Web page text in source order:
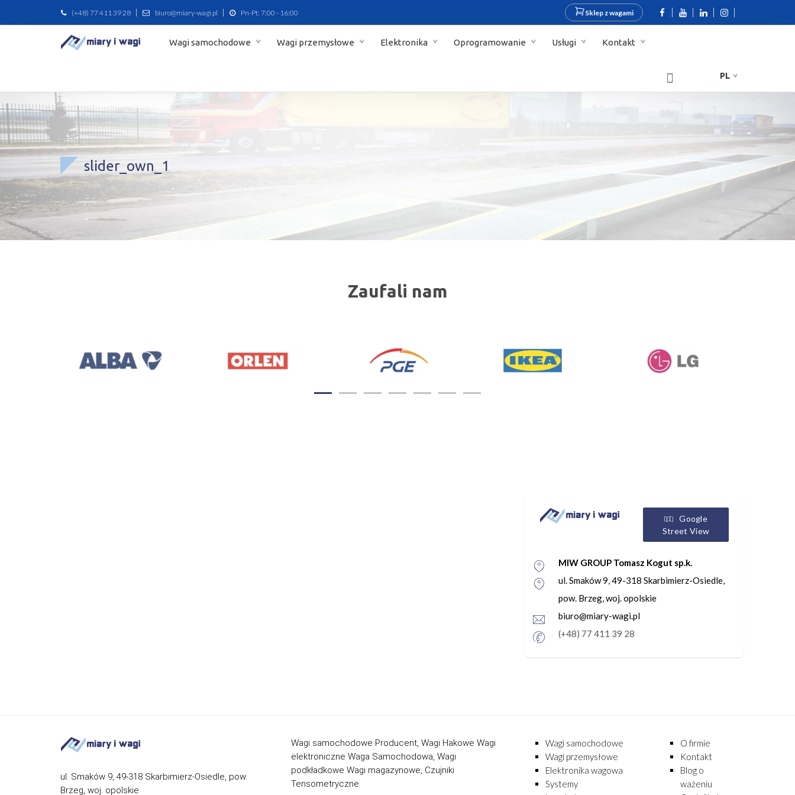
(+48) 77 411 39 28 biuro@miary-wagi.pl Pn-Pt: 7:00 - 16:00 Sklep z wagami
Wagi samochodowe Wagi przemysłowe Elektronika Oprogramowanie Usługi Kontakt
PL
slider_own_1
Zaufali nam
Google
Street View
MIW GROUP Tomasz Kogut sp.k.
ul. Smaków 9, 49-318 Skarbimierz-Osiedle,
pow. Brzeg, woj. opolskie
biuro@miary-wagi.pl
(+48) 77 411 39 28
ul. Smaków 9, 49-318 Skarbimierz-Osiedle, pow.
Brzeg, woj. opolskie
Wagi samochodowe Producent, Wagi Hakowe Wagi
elektroniczne Waga Samochodowa, Wagi
podkładkowe Wagi magazynowe, Czujniki
Tensometryczne
Wagi samochodowe
Wagi przemysłowe
Elektronika wagowa
Systemy
O firmie
Kontakt
Blog o
ważeniu